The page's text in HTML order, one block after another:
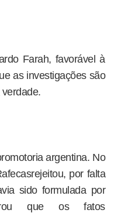
Farah, favorável à
as investigações são
argentina. No
por falta
sido formulada por
que os fatos